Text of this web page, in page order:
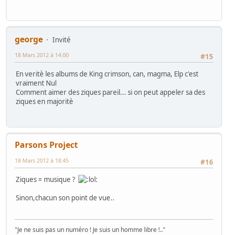
george
Invité
#15
18 Mars 2012 à 14:00
En veritè les albums de King crimson, can, magma, Elp c'est
vraiment Nul
Comment aimer des ziques pareil... si on peut appeler sa des
ziques en majoritè
Parsons Project
#16
18 Mars 2012 à 18:45
Ziques = musique ?
Sinon,chacun son point de vue..
"Je ne suis pas un numéro ! Je suis un homme libre !.."